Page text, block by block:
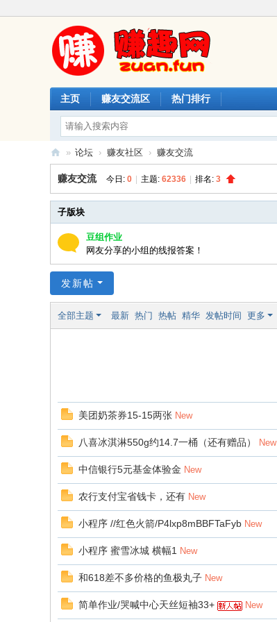
主页 赚友交流区 热门排行
赚
趣
网
» 论坛 › 赚友社区 › 赚友交流
赚友交流 今日: 0 主题: 62336 排名: 3
子版块
豆组作业
网友分享的小组的线报答案！
发新帖
全部主题 最新 热门 热帖 精华 发帖时间 更多
美团奶茶券15-15两张 New
八喜冰淇淋550g约14.7一桶（还有赠品） New
中信银行5元基金体验金 New
农行支付宝省钱卡，还有 New
小程序 //红色火箭/P4lxp8mBBFTaFyb New
小程序 蜜雪冰城 横幅1 New
和618差不多价格的鱼极丸子 New
简单作业/哭喊中心天丝短袖33+ New